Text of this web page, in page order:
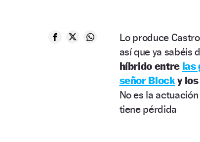
Lo produce
así que ya sabéis
híbrido entre las
señor Blocky los
No es la
tiene pérdida